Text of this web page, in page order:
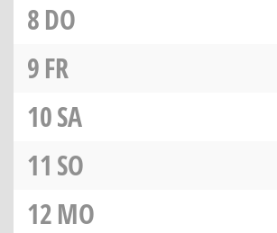
8DO
9FR
10SA
11 SO
12MO